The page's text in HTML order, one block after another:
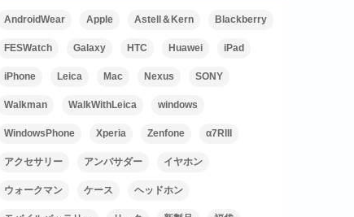
AndroidWear Apple Astell＆Kern Blackberry
FESWatch Galaxy HTC Huawei iPad
iPhone Leica Mac Nexus SONY
Walkman WalkWithLeica windows
WindowsPhone Xperia Zenfone α7RIII
アクセサリー アンバサダー イヤホン
ウォークマン ケース ヘッドホン